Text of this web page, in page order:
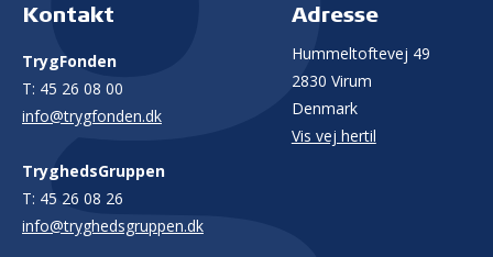
Kontakt
TrygFonden
T: 45 26 08 00
info@trygfonden.dk
TryghedsGruppen
T: 45 26 08 26
info@tryghedsgruppen.dk
Adresse
Hummeltoftevej 49
2830 Virum
Denmark
Vis vej hertil